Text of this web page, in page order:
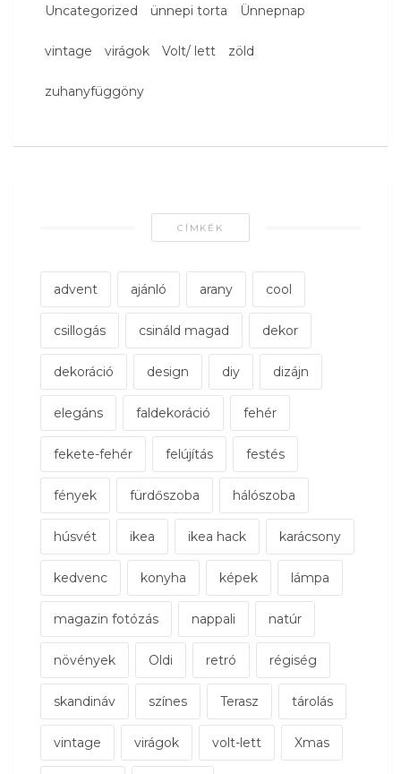
Uncategorized ünnepi torta Ünnepnap
vintage virágok Volt/ lett zöld
zuhanyfüggöny
CÍMKÉK
advent ajánló arany cool
csillogás csináld magad dekor
dekoráció design diy dizájn
elegáns faldekoráció fehér
fekete-fehér felújítás festés
fények fürdőszoba hálószoba
húsvét ikea ikea hack karácsony
kedvenc konyha képek lámpa
magazin fotózás nappali natúr
növények Oldi retró régiség
skandináv színes Terasz tárolás
vintage virágok volt-lett Xmas